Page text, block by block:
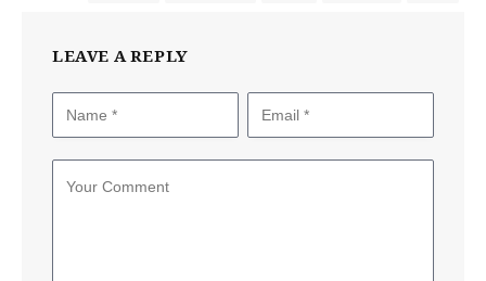
LEAVE A REPLY